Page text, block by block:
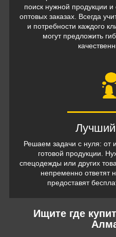
поиск нужной продукции и
оптовых заказах. Всегда
и потребности каждого
могут предложить
Решаем задачи с нуля: от
готовой продукции.
спецодежды или других
непременно ответят
предоставят
Ищите где